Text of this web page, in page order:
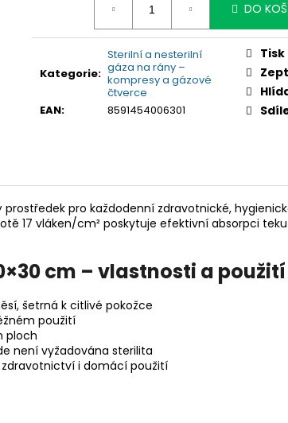
DO
Kategorie:
Sterilní a nesterilní
gáza na rány –
kompresy a gázové
čtverce
EAN: 8591454006301
Tisk
pro každodenní zdravotnické,
17 vláken/cm² poskytuje efektivní absorpci
cm – vlastnosti a použití
šetrná k citlivé pokožce
použití
ploch
není vyžadována sterilita
i domácí použití